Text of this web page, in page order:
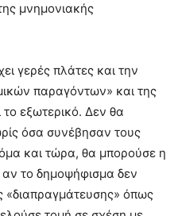
μνημονιακής
γερές πλάτες και την
παραγόντων» και της
εξωτερικό. Δεν θα
όσα συνέβησαν τους
και τώρα, θα μπορούσε η
αν το δημοψήφισμα δεν
«διαπραγμάτευσης» όπως